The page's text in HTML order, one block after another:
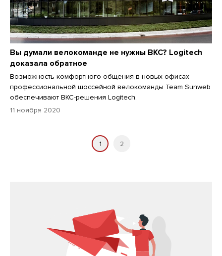
Вы думали велокоманде не нужны ВКС? Logitech
доказала обратное
Возможность комфортного общения в новых офисах
профессиональной шоссейной велокоманды Team Sunweb
обеспечивают ВКС-решения Logitech.
11 ноября 2020
1 2